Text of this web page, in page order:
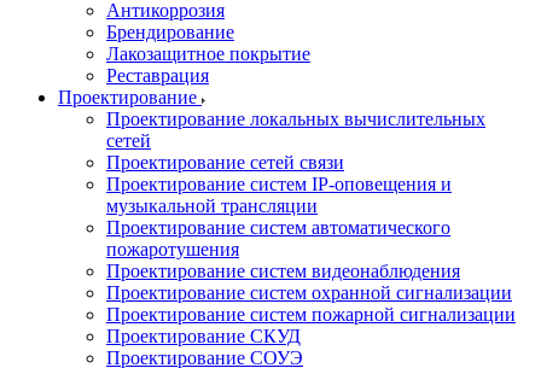
Антикоррозия
Брендирование
Лакозащитное покрытие
Реставрация
Проектирование
Проектирование локальных вычислительных
сетей
Проектирование сетей связи
Проектирование систем IP-оповещения и
музыкальной трансляции
Проектирование систем автоматического
пожаротушения
Проектирование систем видеонаблюдения
Проектирование систем охранной сигнализации
Проектирование систем пожарной сигнализации
Проектирование СКУД
Проектирование СОУЭ